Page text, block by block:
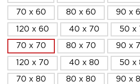
70 x 60 80 x 60 90 x
120 x 60 40 x 70 50 x
70 x 70 80 x 70 90 x
120 x 70 40 x 80 50 x
70 x 80 80 x 80 90 x